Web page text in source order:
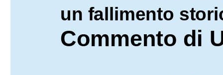
un fallimento
Commento di